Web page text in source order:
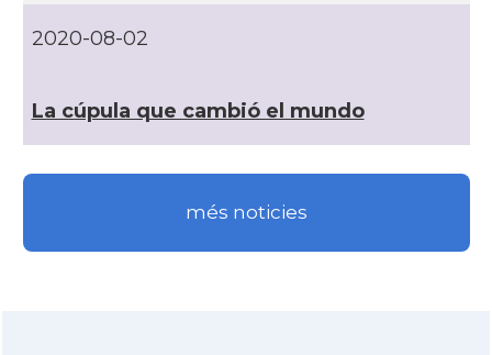
2020-08-02
La cúpula que cambió el mundo
més noticies